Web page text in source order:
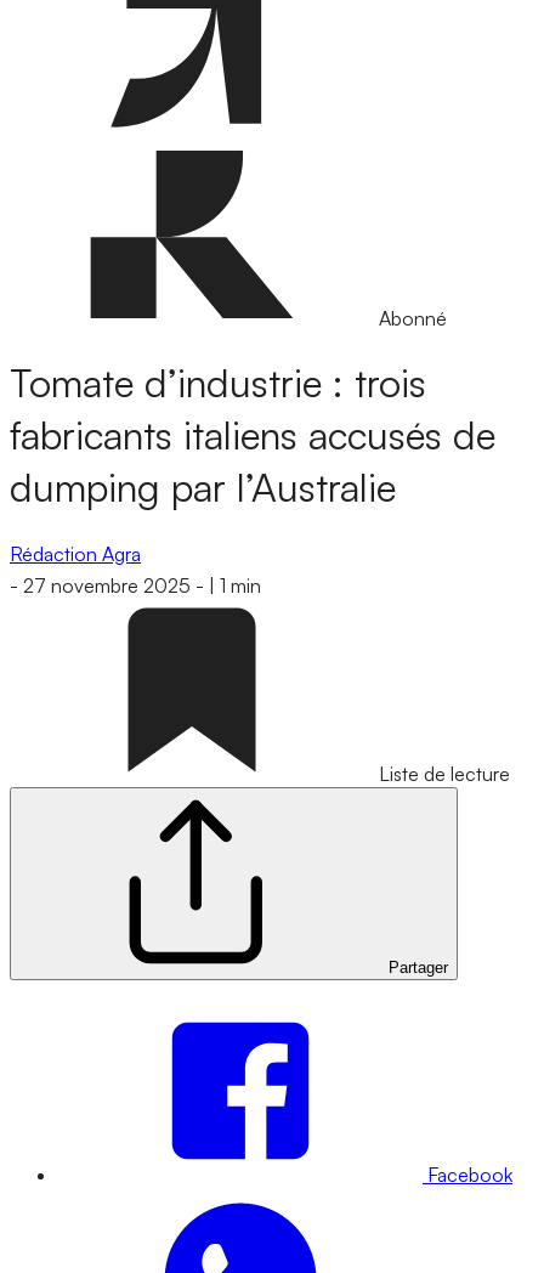
Abonné
Tomate d’industrie : trois
fabricants italiens accusés de
dumping par l’Australie
Rédaction Agra
- 27 novembre 2025 - 1 min
Liste de lecture
Partager
Facebook